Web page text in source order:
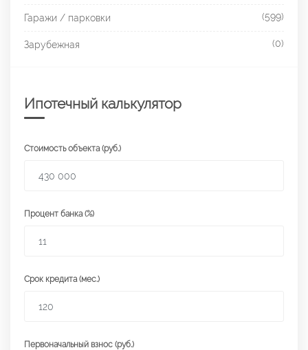
Гаражи / парковки (599)
Зарубежная (0)
Ипотечный калькулятор
Стоимость объекта (руб.)
Процент банка (%)
Срок кредита (мес.)
Первоначальный взнос (руб.)